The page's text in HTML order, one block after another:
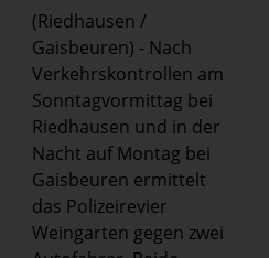
(Riedhausen /
Gaisbeuren) - Nach
Verkehrskontrollen am
Sonntagvormittag bei
Riedhausen und in der
Nacht auf Montag bei
Gaisbeuren ermittelt
das Polizeirevier
Weingarten gegen zwei